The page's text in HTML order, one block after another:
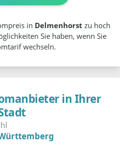
in Delmenhorst zu hoch
Sie haben, wenn Sie
wechseln.
in Ihrer